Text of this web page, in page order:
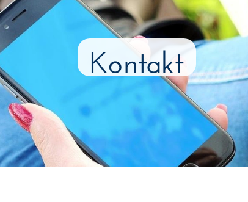
Kontakt